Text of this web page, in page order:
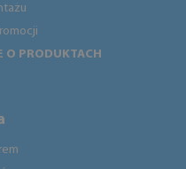
O PRODUKTACH